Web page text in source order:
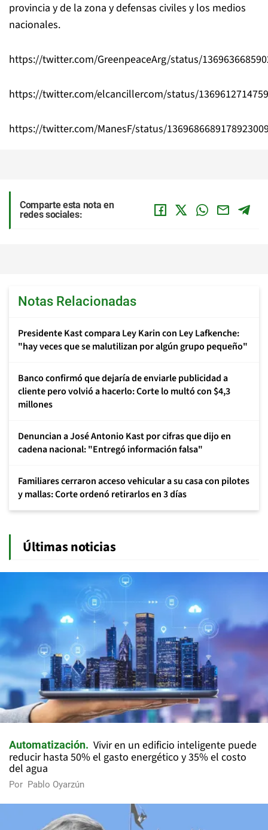
provincia y de la zona y defensas civiles y los medios
nacionales.
https://twitter.com/GreenpeaceArg/status/
https://twitter.com/elcancillercom/status/
https://twitter.com/ManesF/status/
Comparte esta nota en
redes sociales:
Notas Relacionadas
Presidente Kast compara Ley Karin con Ley Lafkenche:
"hay veces que se malutilizan por algún grupo pequeño"
Banco confirmó que dejaría de enviarle publicidad a
cliente pero volvió a hacerlo: Corte lo multó con $4,3
millones
Denuncian a José Antonio Kast por cifras que dijo en
cadena nacional: "Entregó información falsa"
Familiares cerraron acceso vehicular a su casa con pilotes
y mallas: Corte ordenó retirarlos en 3 días
Últimas noticias
Automatización
Vivir en un edificio inteligente puede
reducir hasta 50% el gasto energético y 35% el costo
del agua
Por Pablo Oyarzún